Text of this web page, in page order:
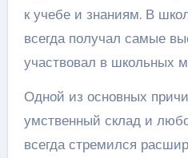
к учебе и знаниям. В
всегда получал самые
участвовал в школьных
Одной из основных
умственный склад и
всегда стремился